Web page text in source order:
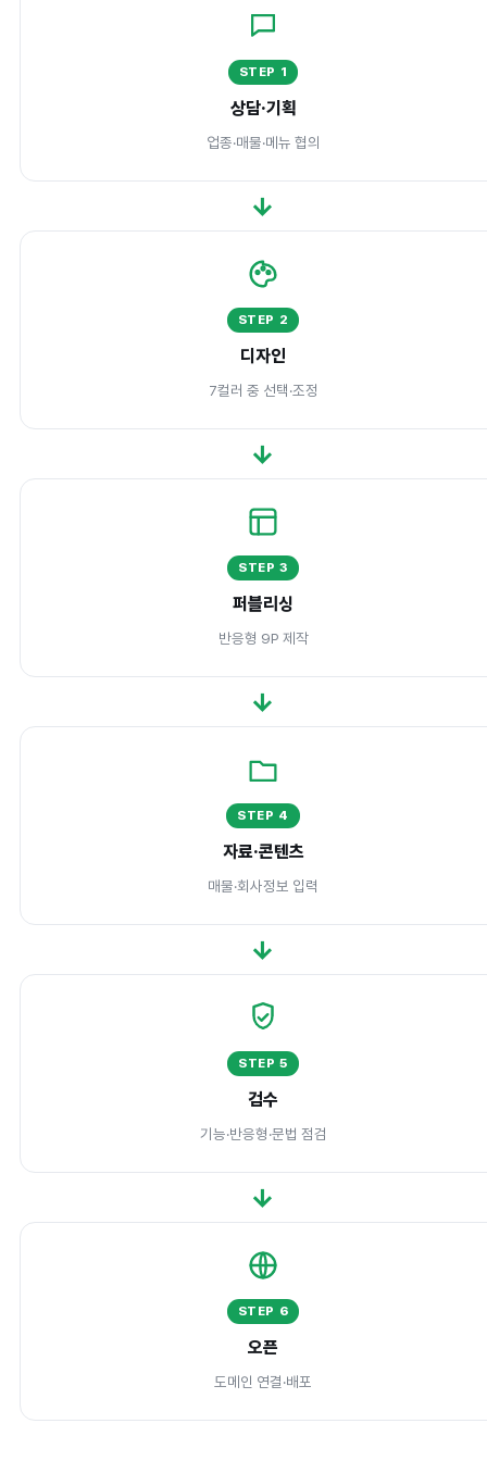
STEP 1
상담·기획
업종·매물·메뉴 협의
→
STEP 2
디자인
7컬러 중 선택·조정
→
STEP 3
퍼블리싱
반응형 9P 제작
→
STEP 4
자료·콘텐츠
매물·회사정보 입력
→
STEP 5
검수
기능·반응형·문법 점검
→
STEP 6
오픈
도메인 연결·배포